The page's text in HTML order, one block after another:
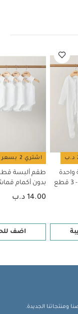
3 قطع
ويست
اشتري 2 بسعر 24 د.ب
طقم ألبسة
بدون أكمام
بلون أبيض - 5 قطع
14.00 د.ب
اضف
ومنتجاتنا الجديدة.